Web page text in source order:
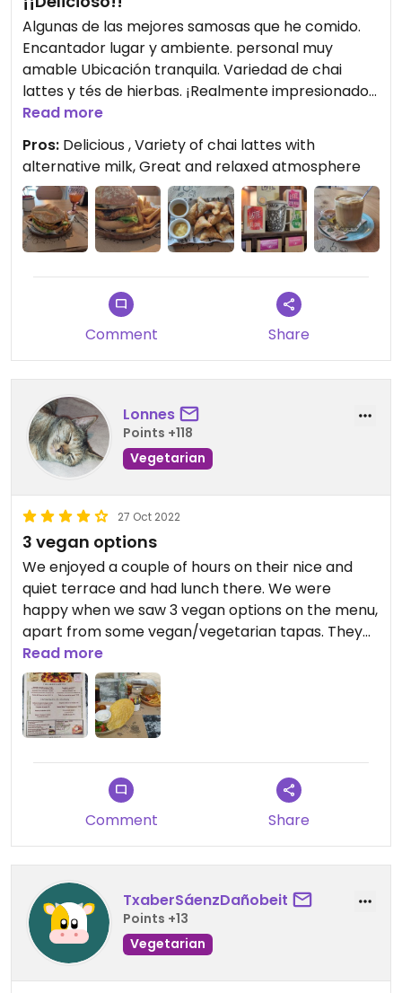
Algunas de las mejores samosas que he comido.
Encantador lugar y ambiente. personal muy
amable Ubicación tranquila. Variedad de chai
lattes y tés de hierbas. ¡Realmente impresionado!
Some of the best samosas I've ever eaten. Lovely
place and atmosphere. Very friendly staff. Quiet
location. Variety of chai lattes and herbal teas.
Really impressed!
Read more
Pros: Delicious , Variety of chai lattes with
alternative milk, Great and relaxed atmosphere
Comment Share
Lonnes
Points +118
Vegetarian
27 Oct 2022
3 vegan options
We enjoyed a couple of hours on their nice and
quiet terrace and had lunch there. We were
happy when we saw 3 vegan options on the menu,
apart from some vegan/vegetarian tapas. They
also had a vegan dessert. We tried the falafel and
the vegan hamburger and both were good.
Friendly service also. We'll come back!
Updated from previous review on 2022-10-27
Read more
Comment Share
TxaberSáenzDañobeit
Points +13
Vegetarian